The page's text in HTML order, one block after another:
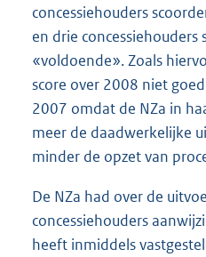
concessiehouders
en drie concessiehouders
«voldoende». Zoals
score over 2008 niet
2007 omdat de NZa in
meer de daadwerkelijke
minder de opzet van
De NZa had over de
concessiehouders
heeft inmiddels